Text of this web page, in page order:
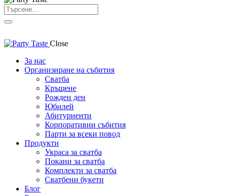
Close
За нас
Организиране на събития
Сватба
Кръщене
Рожден ден
Юбилей
Абитуриенти
Корпоративни събития
Парти за всеки повод
Продукти
Украса за сватба
Покани за сватба
Комплекти за сватба
Сватбени букети
Блог